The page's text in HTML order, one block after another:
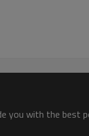
you with the best